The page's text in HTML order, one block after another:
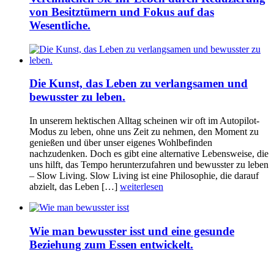
von Besitztümern und Fokus auf das
Wesentliche.
Die Kunst, das Leben zu verlangsamen und
bewusster zu leben.
In unserem hektischen Alltag scheinen wir oft im Autopilot-
Modus zu leben, ohne uns Zeit zu nehmen, den Moment zu
genießen und über unser eigenes Wohlbefinden
nachzudenken. Doch es gibt eine alternative Lebensweise, die
uns hilft, das Tempo herunterzufahren und bewusster zu leben
– Slow Living. Slow Living ist eine Philosophie, die darauf
abzielt, das Leben […] weiterlesen
Wie man bewusster isst und eine gesunde
Beziehung zum Essen entwickelt.